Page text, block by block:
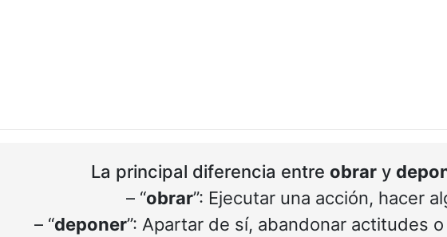
La principal diferencia entre obrar y
– “obrar”: Ejecutar una acción, hacer
– “deponer”: Apartar de sí, abandonar actitudes